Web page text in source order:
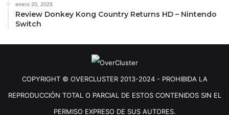
enero 20, 2025
Review Donkey Kong Country Returns HD – Nintendo
Switch
COPYRIGHT © OVERCLUSTER 2013-2024 - PROHIBIDA LA
REPRODUCCIÓN TOTAL O PARCIAL DE ESTOS CONTENIDOS SIN EL
PERMISO EXPRESO DE SUS AUTORES.